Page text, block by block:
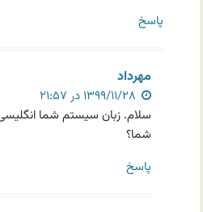
پاسخ
مهرداد
سلام. زبان سیستم شما
شما؟
پاسخ